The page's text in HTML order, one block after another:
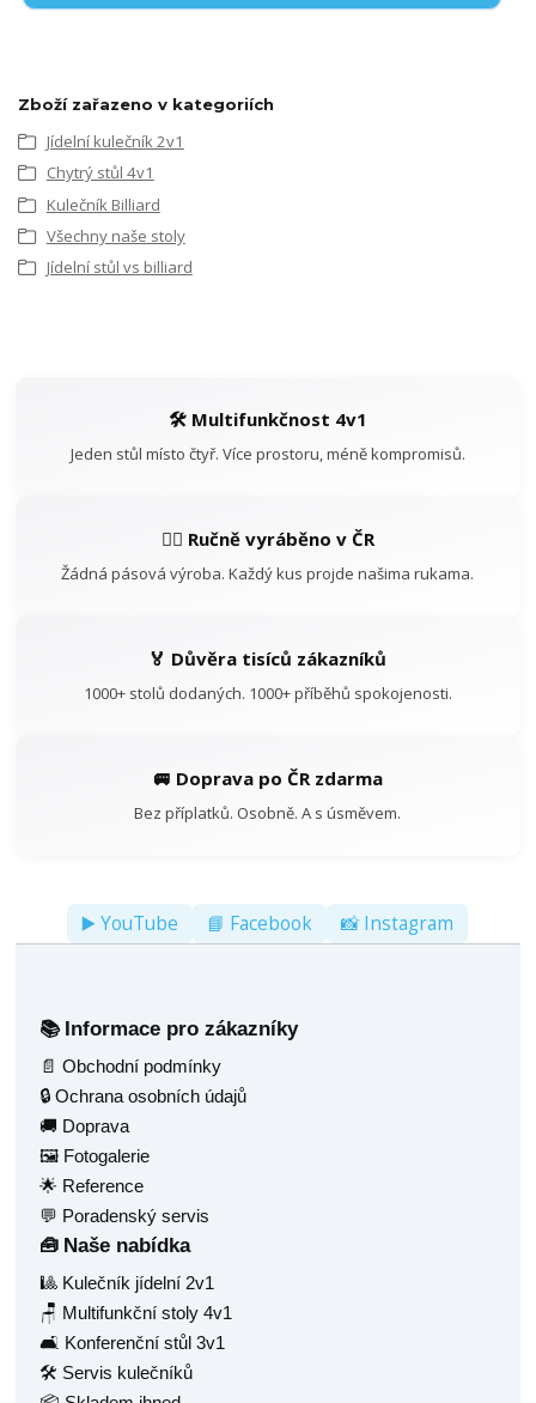
Zboží zařazeno v kategoriích
Jídelní kulečník 2v1
Chytrý stůl 4v1
Kulečník Billiard
Všechny naše stoly
Jídelní stůl vs billiard
🛠️ Multifunkčnost 4v1
Jeden stůl místo čtyř. Více prostoru, méně kompromisů.
👷‍♂️ Ručně vyráběno v ČR
Žádná pásová výroba. Každý kus projde našima rukama.
🏅 Důvěra tisíců zákazníků
1000+ stolů dodaných. 1000+ příběhů spokojenosti.
🚐 Doprava po ČR zdarma
Bez příplatků. Osobně. A s úsměvem.
▶️ YouTube 📘 Facebook 📸 Instagram
📚 Informace pro zákazníky
📄 Obchodní podmínky
🔒 Ochrana osobních údajů
🚚 Doprava
🖼️ Fotogalerie
🌟 Reference
💬 Poradenský servis
🧰 Naše nabídka
🎱 Kulečník jídelní 2v1
🪑 Multifunkční stoly 4v1
🛋️ Konferenční stůl 3v1
🛠️ Servis kulečníků